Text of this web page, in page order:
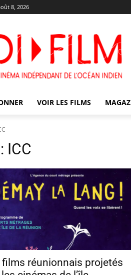
8, 2026
VOIR LES FILMS
ICC
réunionnais projetés